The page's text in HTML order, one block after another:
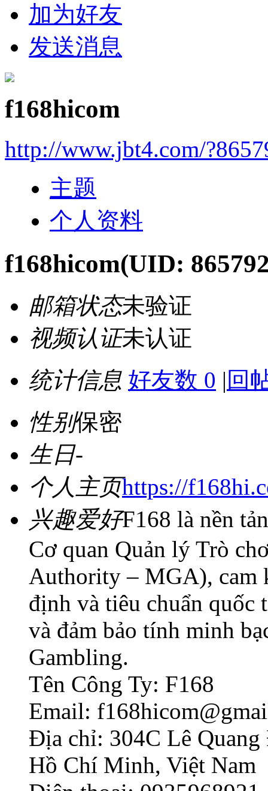
加为好友
发送消息
f168hicom
http://www.jbt4.com/
主题
个人资料
f168hicom(UID:
邮箱状态未验证
视频认证未认证
统计信息 好友数 0 | 回
性别保密
生日-
个人主页https://
兴趣爱好F168 là nền
Cơ quan Quản lý Trò
Authority – MGA), cam
định và tiêu chuẩn
và đảm bảo tính minh
Gambling.
Tên Công Ty: F168
Email:
Địa chỉ: 304C Lê
Hồ Chí Minh, Việt Nam